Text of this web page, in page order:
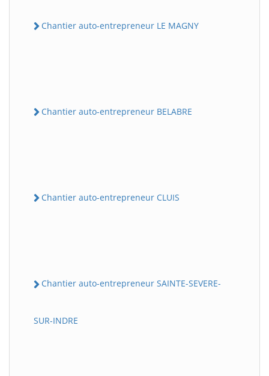
Chantier auto-entrepreneur LE MAGNY
Chantier auto-entrepreneur BELABRE
Chantier auto-entrepreneur CLUIS
Chantier auto-entrepreneur SAINTE-SEVERE-
SUR-INDRE